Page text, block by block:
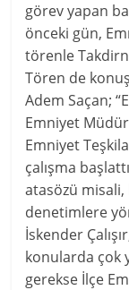
görev yapan
önceki gün,
törenle
Tören de
Adem Saçan;
Emniyet
Emniyet
çalışma
atasözü
denetimlere
İskender
konularda çok
gerekse İlçe